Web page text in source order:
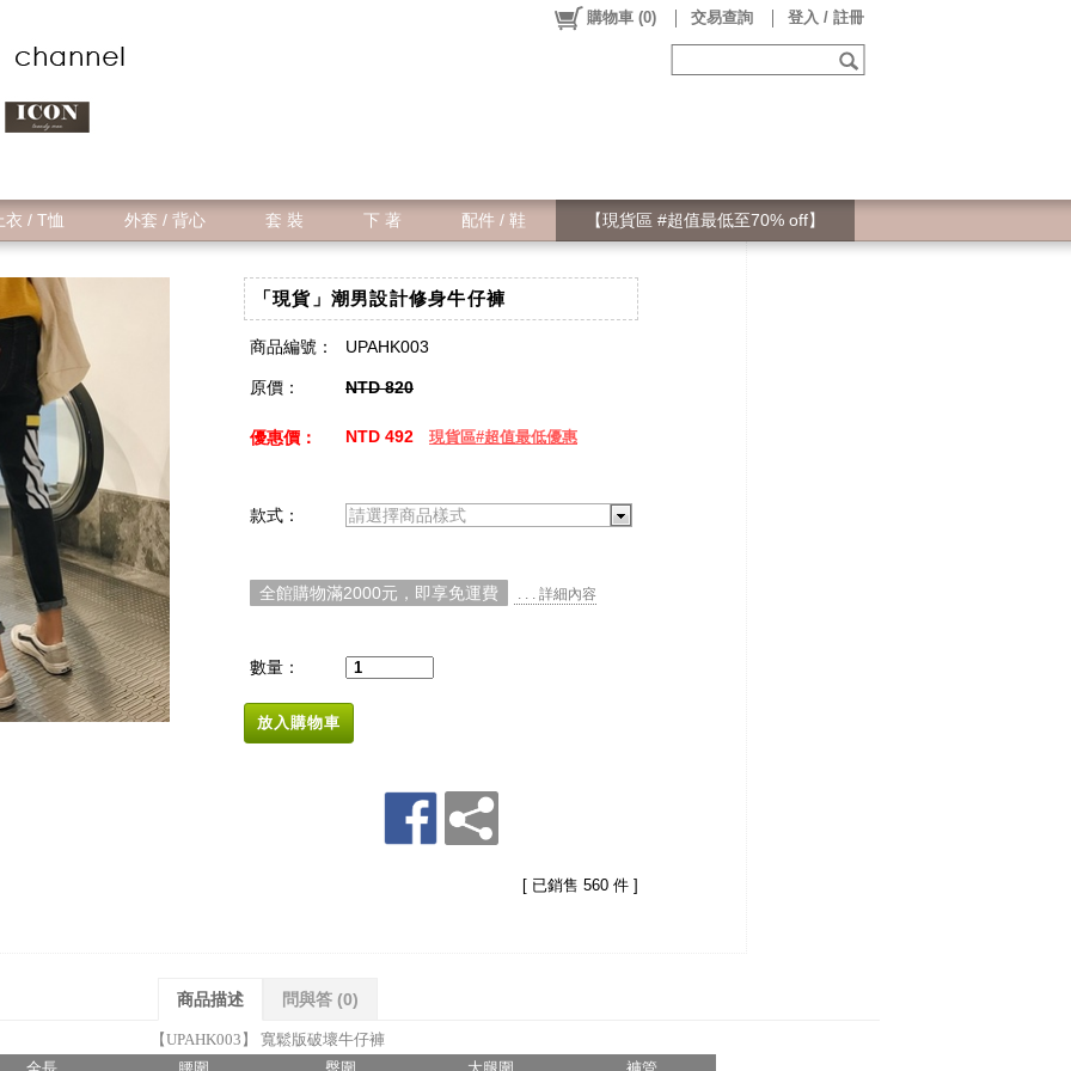
購物車 (0) 交易查詢 登入 / 註冊
衣 / T恤 外套 / 背心 套 裝 下 著 配件 / 鞋 【現貨區 #超值最低至70% off】
「現貨」潮男設計修身牛仔褲
商品編號： UPAHK003
原價： NTD 820
優惠價： NTD 492 現貨區#超值最低優惠
款式： 請選擇商品樣式
全館購物滿2000元，即享免運費 . . . 詳細內容
數量：
放入購物車
[ 已銷售 560 件 ]
商品描述 問與答 (0)